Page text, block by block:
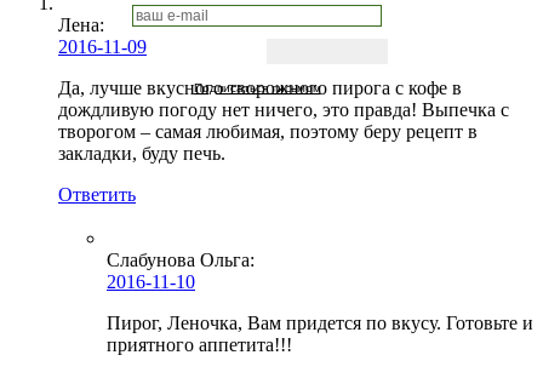
Подписаться письмом
Лена:
2016-11-09
Да, лучше вкусного творожного пирога с кофе в
дождливую погоду нет ничего, это правда! Выпечка с
творогом – самая любимая, поэтому беру рецепт в
закладки, буду печь.
Ответить
Слабунова Ольга:
2016-11-10
Пирог, Леночка, Вам придется по вкусу. Готовьте и
приятного аппетита!!!